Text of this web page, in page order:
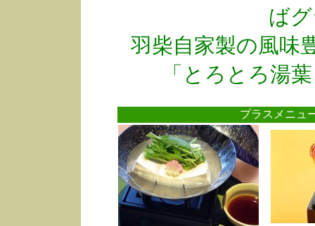
ば
羽柴自家製の風味
「とろとろ湯
プラスメニ